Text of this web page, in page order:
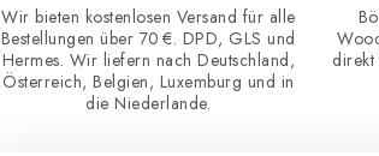
Wir bieten kostenlosen Versand für alle
Bestellungen über 70 €. DPD, GLS und
Hermes. Wir liefern nach Deutschland,
Österreich, Belgien, Luxemburg und in
die Niederlande.
direkt